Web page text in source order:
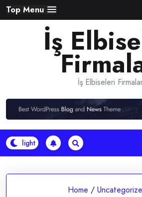
Skip
to
Top Menu
İş
İş Elbiseleri
Home /